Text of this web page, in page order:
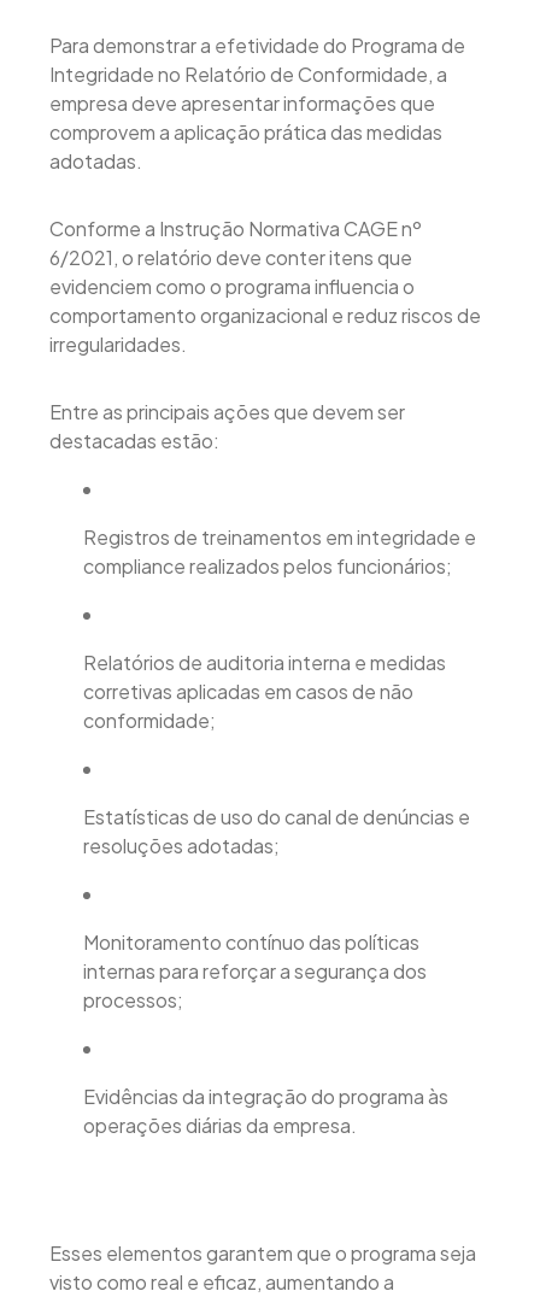
Para demonstrar a efetividade do Programa de
Integridade no Relatório de Conformidade, a
empresa deve apresentar informações que
comprovem a aplicação prática das medidas
adotadas.
Conforme a Instrução Normativa CAGE nº
6/2021, o relatório deve conter itens que
evidenciem como o programa influencia o
comportamento organizacional e reduz riscos de
irregularidades.
Entre as principais ações que devem ser
destacadas estão:
Registros de treinamentos em integridade e
compliance realizados pelos funcionários;
Relatórios de auditoria interna e medidas
corretivas aplicadas em casos de não
conformidade;
Estatísticas de uso do canal de denúncias e
resoluções adotadas;
Monitoramento contínuo das políticas
internas para reforçar a segurança dos
processos;
Evidências da integração do programa às
operações diárias da empresa.
Esses elementos garantem que o programa seja
visto como real e eficaz, aumentando a